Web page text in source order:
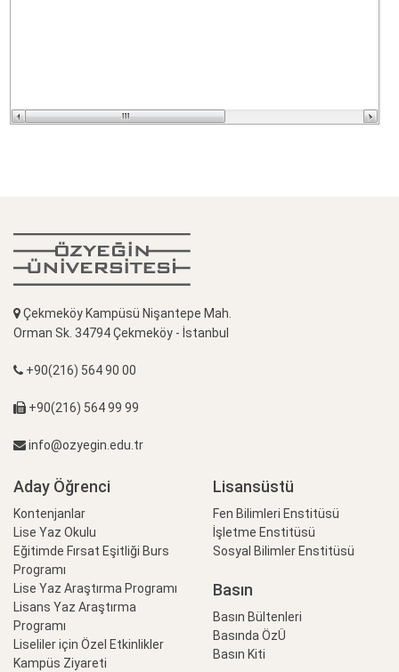
Çekmeköy Kampüsü Nişantepe Mah.
Orman Sk. 34794 Çekmeköy - İstanbul
+90(216) 564 90 00
+90(216) 564 99 99
info@ozyegin.edu.tr
Aday Öğrenci
Kontenjanlar
Lise Yaz Okulu
Eğitimde Fırsat Eşitliği Burs
Programı
Lise Yaz Araştırma Programı
Lisans Yaz Araştırma
Programı
Liseliler için Özel Etkinlikler
Kampüs Ziyareti
Lisansüstü
Fen Bilimleri Enstitüsü
İşletme Enstitüsü
Sosyal Bilimler Enstitüsü
Basın
Basın Bültenleri
Basında ÖzÜ
Basın Kiti